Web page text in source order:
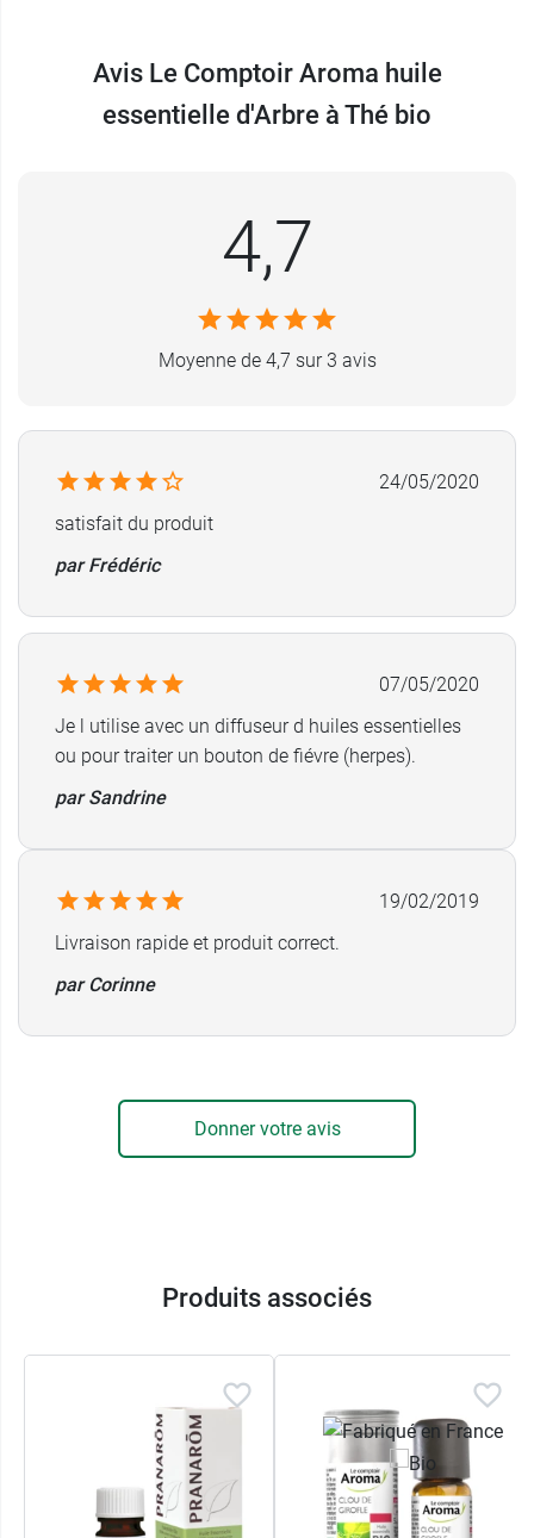
Avis Le Comptoir Aroma huile
essentielle d'Arbre à Thé bio
4,7
Moyenne de 4,7 sur 3 avis
24/05/2020
satisfait du produit
par Frédéric
07/05/2020
Je l utilise avec un diffuseur d huiles essentielles
ou pour traiter un bouton de fiévre (herpes).
par Sandrine
19/02/2019
Livraison rapide et produit correct.
par Corinne
Donner votre avis
Produits associés